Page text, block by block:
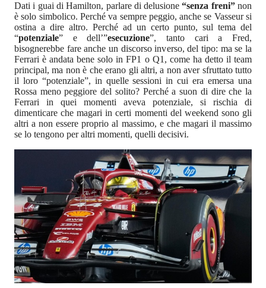
Dati i guai di Hamilton, parlare di delusione“senza freni”non
è solo simbolico. Perché va sempre peggio, anche se Vasseur si
ostina a dire altro. Perché ad un certo punto, sul tema del
“potenziale” e dell’”esecuzione”, tanto cari a Fred,
bisognerebbe fare anche un discorso inverso, del tipo: ma se la
Ferrari è andata bene solo in FP1 o Q1, come ha detto il team
principal, ma non è che erano gli altri, a non aver sfruttato tutto
il loro “potenziale”, in quelle sessioni in cui era emersa una
Rossa meno peggiore del solito? Perché a suon di dire che la
Ferrari in quei momenti aveva potenziale, si rischia di
dimenticare che magari in certi momenti del weekend sono gli
altri a non essere proprio al massimo, e che magari il massimo
se lo tengono per altri momenti, quelli decisivi.